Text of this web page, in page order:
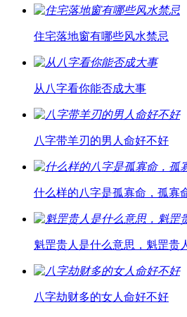
住宅落地窗有哪些风水禁忌
从八字看你能否成大事
八字带羊刃的男人命好不好
什么样的八字是孤寡命，孤寡
魁罡贵人是什么意思，魁罡贵
八字劫财多的女人命好不好